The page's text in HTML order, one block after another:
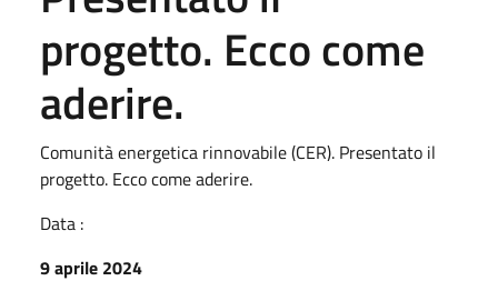
progetto. Ecco come
aderire.
Comunità energetica rinnovabile (CER). Presentato il
progetto. Ecco come aderire.
Data :
9 aprile 2024